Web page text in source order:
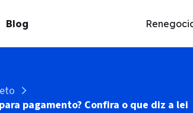
Blog
pagamento? Confira o que diz a lei